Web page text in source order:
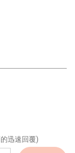
迅速回覆)